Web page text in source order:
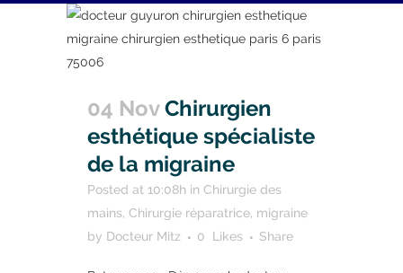
04 Nov Chirurgien
esthétique spécialiste
de la migraine
Posted at 10:08h in Chirurgie des
mains, Chirurgie réparatrice, migraine
by Docteur Mitz 0 Likes Share